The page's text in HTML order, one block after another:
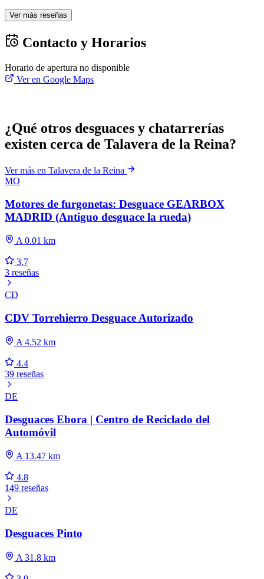
Ver más reseñas
Contacto y Horarios
Horario de apertura no disponible
Ver en Google Maps
¿Qué otros desguaces y chatarrerías
existen cerca de Talavera de la Reina?
Ver más en Talavera de la Reina
MO
Motores de furgonetas: Desguace GEARBOX
MADRID (Antiguo desguace la rueda)
A 0.01 km
3.7
3 reseñas
CD
CDV Torrehierro Desguace Autorizado
A 4.52 km
4.4
39 reseñas
DE
Desguaces Ebora | Centro de Reciclado del
Automóvil
A 13.47 km
4.8
149 reseñas
DE
Desguaces Pinto
A 31.8 km